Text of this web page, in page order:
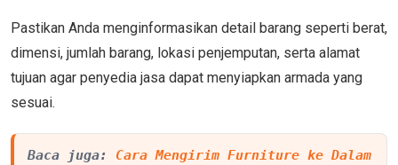
Pastikan Anda menginformasikan detail barang seperti berat,
dimensi, jumlah barang, lokasi penjemputan, serta alamat
tujuan agar penyedia jasa dapat menyiapkan armada yang
sesuai.
Baca juga: Cara Mengirim Furniture ke Dalam